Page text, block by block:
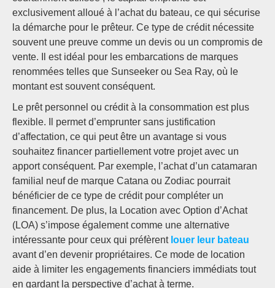
exclusivement alloué à l’achat du bateau, ce qui sécurise
la démarche pour le prêteur. Ce type de crédit nécessite
souvent une preuve comme un devis ou un compromis de
vente. Il est idéal pour les embarcations de marques
renommées telles que Sunseeker ou Sea Ray, où le
montant est souvent conséquent.
Le prêt personnel ou crédit à la consommation est plus
flexible. Il permet d’emprunter sans justification
d’affectation, ce qui peut être un avantage si vous
souhaitez financer partiellement votre projet avec un
apport conséquent. Par exemple, l’achat d’un catamaran
familial neuf de marque Catana ou Zodiac pourrait
bénéficier de ce type de crédit pour compléter un
financement. De plus, la Location avec Option d’Achat
(LOA) s’impose également comme une alternative
intéressante pour ceux qui préfèrentlouer leur bateau
avant d’en devenir propriétaires. Ce mode de location
aide à limiter les engagements financiers immédiats tout
en gardant la perspective d’achat à terme.